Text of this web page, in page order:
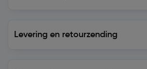
Levering en retourzending